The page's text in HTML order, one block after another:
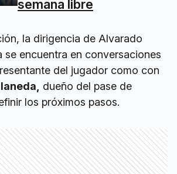
semana libre
la dirigencia de Alvarado
se encuentra en conversaciones
del jugador como con
dueño del pase de
los próximos pasos.